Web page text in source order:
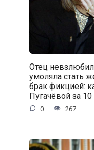
Отец невзлюбил
умоляла стать
брак фикцией:
Пугачёвой за 10
0 267